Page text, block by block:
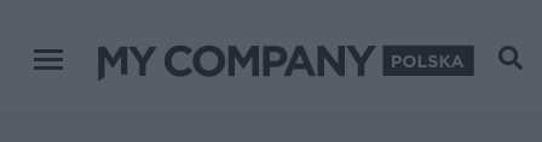
Menu główne